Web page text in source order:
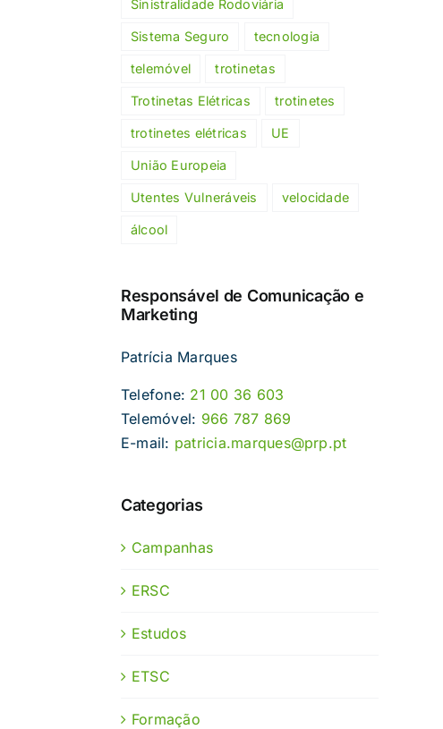
Sinistralidade Rodoviária
Sistema Seguro tecnologia
telemóvel trotinetas
Trotinetas Elétricas trotinetes
trotinetes elétricas UE
União Europeia
Utentes Vulneráveis velocidade
álcool
Responsável de Comunicação e
Marketing
Patrícia Marques
Telefone: 21 00 36 603
Telemóvel: 966 787 869
E-mail: patricia.marques@prp.pt
Categorias
Campanhas
ERSC
Estudos
ETSC
Formação